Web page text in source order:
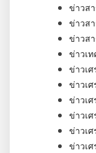
ข่าวส
ข่าวส
ข่าวส
ข่าวเ
ข่าวเศ
ข่าวเ
ข่าวเ
ข่าวเศ
ข่าวเศ
ข่าวเ